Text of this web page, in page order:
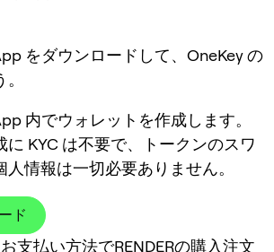
をダウンロードして、OneKey の
内でウォレットを作成します。
に KYC は不要で、トークンのスワ
人情報は一切必要ありません。
ド
支払い方法でRENDERの購入注文